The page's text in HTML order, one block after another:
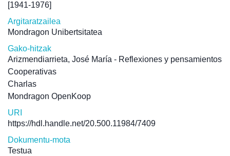
[1941-1976]
Argitaratzailea
Mondragon Unibertsitatea
Gako-hitzak
Arizmendiarrieta, José María - Reflexiones y pensamientos
Cooperativas
Charlas
Mondragon OpenKoop
URI
https://hdl.handle.net/20.500.11984/7409
Dokumentu-mota
Testua